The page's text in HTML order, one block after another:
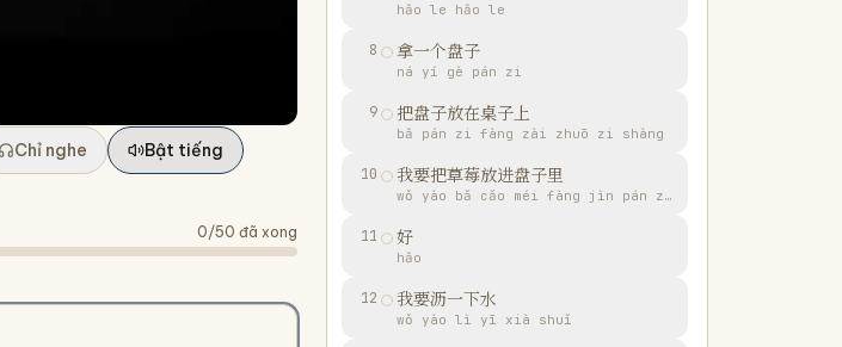
Chỉ nghe Bật tiếng
0/50 đã xong
hǎo le hǎo le
8 拿一个盘子
ná yí gè pán zi
9 把盘子放在桌子上
bǎ pán zi fàng zài zhuō zi shàng
10 我要把草莓放进盘子里
wǒ yào bǎ cǎo méi fàng jìn pán zi lǐ
11 好
hǎo
12 我要沥一下水
wǒ yào lì yī xià shuǐ